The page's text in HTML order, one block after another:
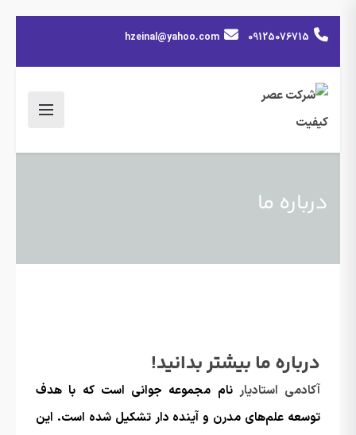
09125076715
hzeinal@yahoo.com
درباره ما
درباره ما بیشتر بدانید!
آکادمی استادیار نام مجموعه جوانی است که با هدف
توسعه علم‌های مدرن و آینده دار تشکیل شده است. این